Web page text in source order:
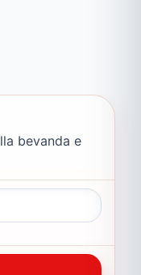
bevanda e